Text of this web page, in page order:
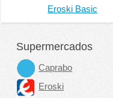
Eroski Basic
Supermercados
Caprabo
Eroski